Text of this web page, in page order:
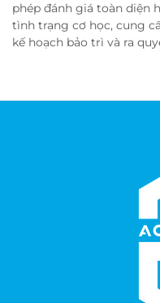
phép đánh giá toàn diện
tình trạng cơ học, cung
kế hoạch bảo trì và ra